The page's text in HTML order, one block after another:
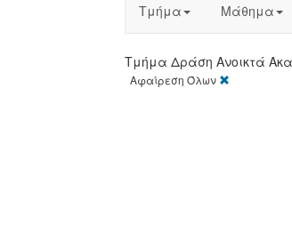
Τμήμα Μάθημα
Τμήμα Δράση Ανοικτά
Αφαίρεση Όλων
[X]